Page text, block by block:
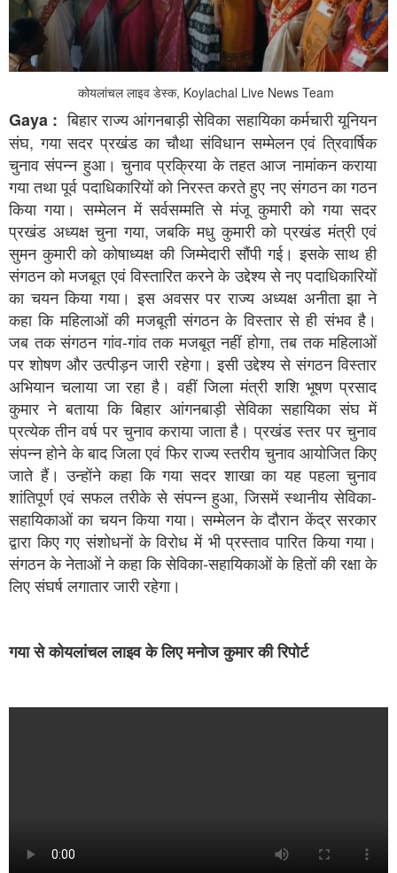
कोयलांचल लाइव डेस्क, Koylachal Live News Team
Gaya : बिहार राज्य आंगनबाड़ी सेविका सहायिका कर्मचारी यूनियन
संघ, गया सदर प्रखंड का चौथा संविधान सम्मेलन एवं त्रिवार्षिक
चुनाव संपन्न हुआ। चुनाव प्रक्रिया के तहत आज नामांकन कराया
गया तथा पूर्व पदाधिकारियों को निरस्त करते हुए नए संगठन का गठन
किया गया। सम्मेलन में सर्वसम्मति से मंजू कुमारी को गया सदर
प्रखंड अध्यक्ष चुना गया, जबकि मधु कुमारी को प्रखंड मंत्री एवं
सुमन कुमारी को कोषाध्यक्ष की जिम्मेदारी सौंपी गई। इसके साथ ही
संगठन को मजबूत एवं विस्तारित करने के उद्देश्य से नए पदाधिकारियों
का चयन किया गया। इस अवसर पर राज्य अध्यक्ष अनीता झा ने
कहा कि महिलाओं की मजबूती संगठन के विस्तार से ही संभव है।
जब तक संगठन गांव-गांव तक मजबूत नहीं होगा, तब तक महिलाओं
पर शोषण और उत्पीड़न जारी रहेगा। इसी उद्देश्य से संगठन विस्तार
अभियान चलाया जा रहा है। वहीं जिला मंत्री शशि भूषण प्रसाद
कुमार ने बताया कि बिहार आंगनबाड़ी सेविका सहायिका संघ में
प्रत्येक तीन वर्ष पर चुनाव कराया जाता है। प्रखंड स्तर पर चुनाव
संपन्न होने के बाद जिला एवं फिर राज्य स्तरीय चुनाव आयोजित किए
जाते हैं। उन्होंने कहा कि गया सदर शाखा का यह पहला चुनाव
शांतिपूर्ण एवं सफल तरीके से संपन्न हुआ, जिसमें स्थानीय सेविका-
सहायिकाओं का चयन किया गया। सम्मेलन के दौरान केंद्र सरकार
द्वारा किए गए संशोधनों के विरोध में भी प्रस्ताव पारित किया गया।
संगठन के नेताओं ने कहा कि सेविका-सहायिकाओं के हितों की रक्षा के
लिए संघर्ष लगातार जारी रहेगा।
गया से कोयलांचल लाइव के लिए मनोज कुमार की रिपोर्ट